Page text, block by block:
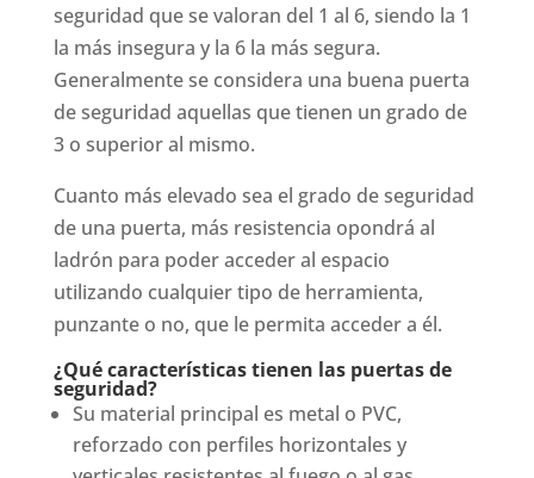
seguridad que se valoran del 1 al 6, siendo la 1
la más insegura y la 6 la más segura.
Generalmente se considera una buena puerta
de seguridad aquellas que tienen un grado de
3 o superior al mismo.
Cuanto más elevado sea el grado de seguridad
de una puerta, más resistencia opondrá al
ladrón para poder acceder al espacio
utilizando cualquier tipo de herramienta,
punzante o no, que le permita acceder a él.
¿Qué características tienen las puertas de
seguridad?
Su material principal es metal o PVC,
reforzado con perfiles horizontales y